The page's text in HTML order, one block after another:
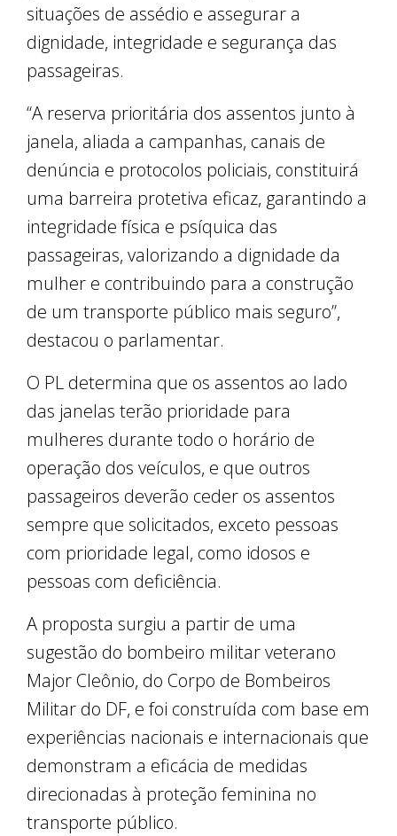
situações de assédio e assegurar a
dignidade, integridade e segurança das
passageiras.
“A reserva prioritária dos assentos junto à
janela, aliada a campanhas, canais de
denúncia e protocolos policiais, constituirá
uma barreira protetiva eficaz, garantindo a
integridade física e psíquica das
passageiras, valorizando a dignidade da
mulher e contribuindo para a construção
de um transporte público mais seguro”,
destacou o parlamentar.
O PL determina que os assentos ao lado
das janelas terão prioridade para
mulheres durante todo o horário de
operação dos veículos, e que outros
passageiros deverão ceder os assentos
sempre que solicitados, exceto pessoas
com prioridade legal, como idosos e
pessoas com deficiência.
A proposta surgiu a partir de uma
sugestão do bombeiro militar veterano
Major Cleônio, do Corpo de Bombeiros
Militar do DF, e foi construída com base em
experiências nacionais e internacionais que
demonstram a eficácia de medidas
direcionadas à proteção feminina no
transporte público.